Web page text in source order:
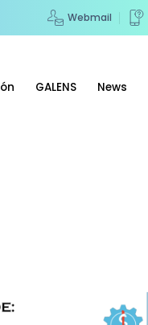
Webmail
GALENS News